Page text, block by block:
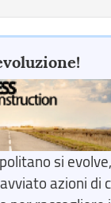
si
azioni di